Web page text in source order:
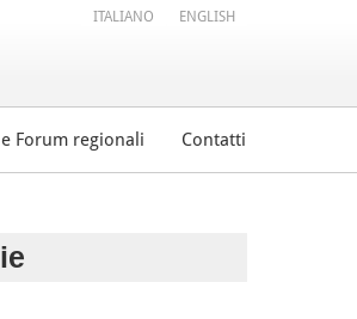
Forum regionali Contatti
ITALIANO ENGLISH